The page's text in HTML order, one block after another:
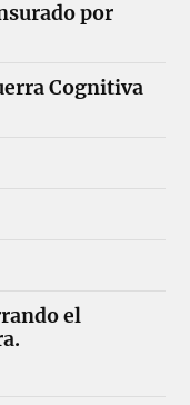
por
Cognitiva
el